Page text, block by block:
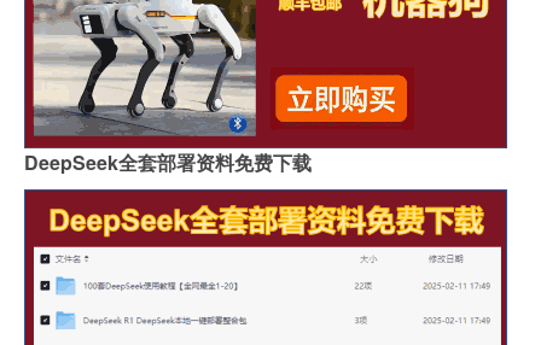
DeepSeek全套部署资料免费下载